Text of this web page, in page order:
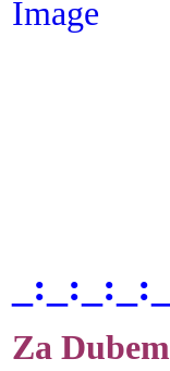
_:_:_:_:_
Za Dubem